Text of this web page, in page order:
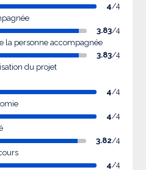
4/4
3.83/4
la personne accompagnée
3.83/4
du projet
4/4
4/4
3.82/4
4/4